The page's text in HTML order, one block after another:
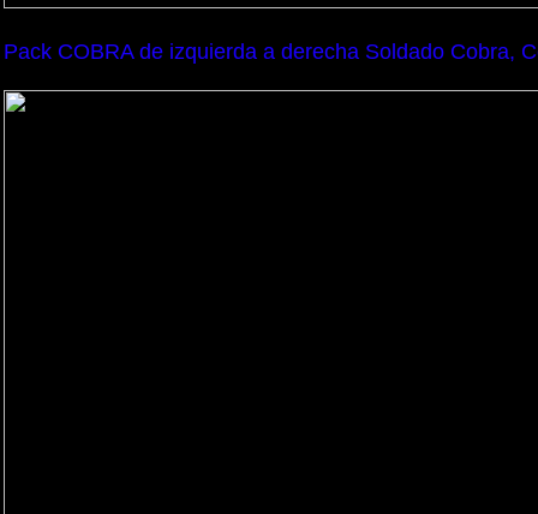
Pack COBRA de izquierda a derecha Soldado Cobra,